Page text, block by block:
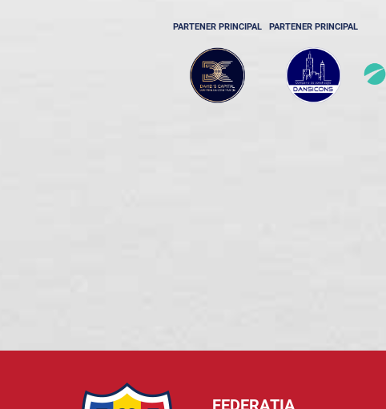
PARTENER PRINCIPAL PARTENER PRINCIPAL
FEDERAȚIA